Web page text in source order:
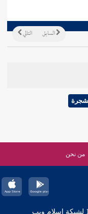
التالي السابق
من نحن